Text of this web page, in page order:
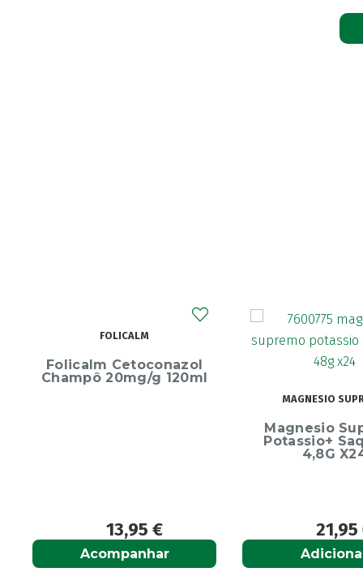
FOLICALM
Folicalm Cetoconazol
Champô 20mg/g 120ml
13,95 €
Acompanhar
MAGNESIO
Magnesio
Potassio+
4,8G
21,95